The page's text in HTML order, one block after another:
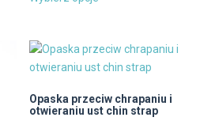
wariantów.
można
wybrać
Opaska przeciw chrapaniu i
otwieraniu ust chin strap